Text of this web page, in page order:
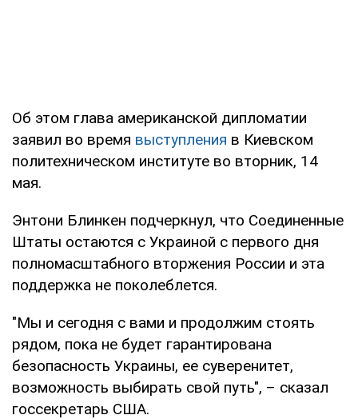
Об этом глава американской дипломатии
заявил во время выступления в Киевском
политехническом институте во вторник, 14
мая.
Энтони Блинкен подчеркнул, что Соединенные
Штаты остаются с Украиной с первого дня
полномасштабного вторжения России и эта
поддержка не поколеблется.
"Мы и сегодня с вами и продолжим стоять
рядом, пока не будет гарантирована
безопасность Украины, ее суверенитет,
возможность выбирать свой путь", – сказал
госсекретарь США.